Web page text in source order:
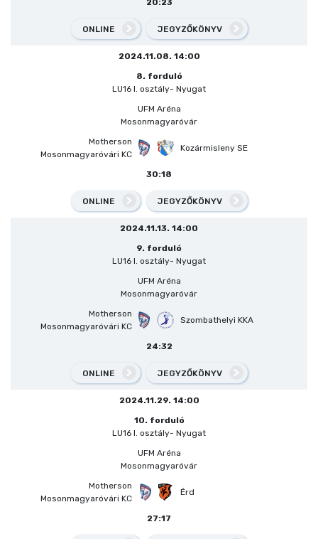
20:23
ONLINE JEGYZŐKÖNYV
2024.11.08. 14:00
8. forduló
LU16 I. osztály- Nyugat
UFM Aréna
Mosonmagyaróvár
Motherson
Mosonmagyaróvári KC
Kozármisleny SE
30:18
ONLINE JEGYZŐKÖNYV
2024.11.13. 14:00
9. forduló
LU16 I. osztály- Nyugat
UFM Aréna
Mosonmagyaróvár
Motherson
Mosonmagyaróvári KC
Szombathelyi KKA
24:32
ONLINE JEGYZŐKÖNYV
2024.11.29. 14:00
10. forduló
LU16 I. osztály- Nyugat
UFM Aréna
Mosonmagyaróvár
Motherson
Mosonmagyaróvári KC
Érd
27:17